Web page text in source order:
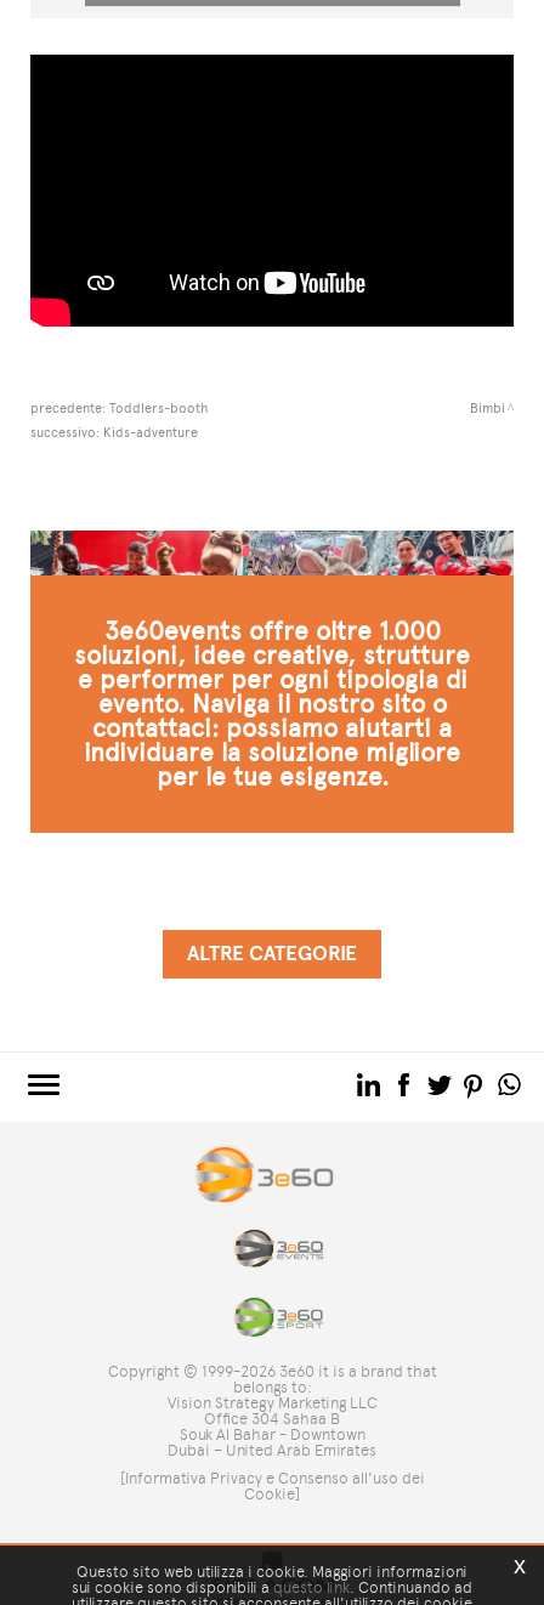
precedente: Toddlers-booth
successivo: Kids-adventure
Bimbi
3e60events offre oltre 1.000
soluzioni, idee creative, strutture
e performer per ogni tipologia di
evento. Naviga il nostro sito o
contattaci: possiamo aiutarti a
individuare la soluzione migliore
per le tue esigenze.
ALTRE CATEGORIE
Copyright © 1999-2026 3e60 it is a brand that
belongs to:
Vision Strategy Marketing LLC
Office 304 Sahaa B
Souk Al Bahar - Downtown
Dubai – United Arab Emirates
[Informativa Privacy e Consenso all'uso dei
Cookie]
x
Questo sito web utilizza i cookie. Maggiori informazioni
sui cookie sono disponibili a questo link. Continuando ad